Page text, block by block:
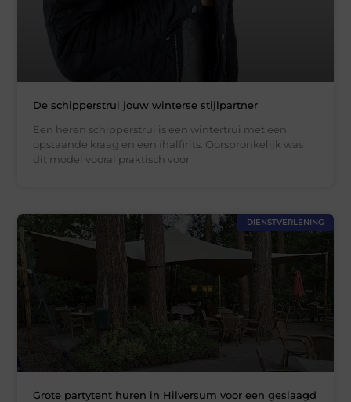
De schipperstrui jouw winterse stijlpartner
Een heren schipperstrui is een wintertrui met een
opstaande kraag en een (half)rits. Oorspronkelijk was
dit model vooral praktisch voor
DIENSTVERLENING
Grote partytent huren in Hilversum voor een geslaagd